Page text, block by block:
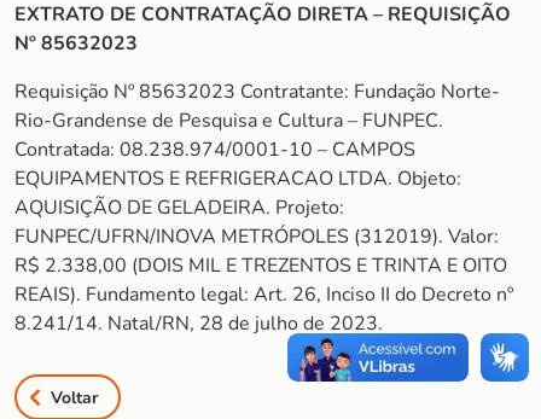
EXTRATO DE CONTRATAÇÃO DIRETA – REQUISIÇÃO
Nº 85632023
Requisição Nº 85632023 Contratante: Fundação Norte-
Rio-Grandense de Pesquisa e Cultura – FUNPEC.
Contratada: 08.238.974/0001-10 – CAMPOS
EQUIPAMENTOS E REFRIGERACAO LTDA. Objeto:
AQUISIÇÃO DE GELADEIRA. Projeto:
FUNPEC/UFRN/INOVA METRÓPOLES (312019). Valor:
R$ 2.338,00 (DOIS MIL E TREZENTOS E TRINTA E OITO
REAIS). Fundamento legal: Art. 26, Inciso II do Decreto nº
8.241/14. Natal/RN, 28 de julho de 2023.
Voltar